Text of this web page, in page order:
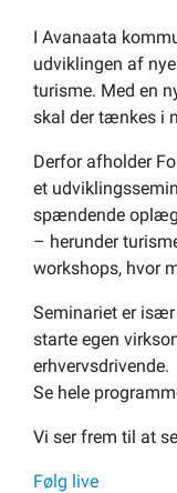
I Avanaata
udviklingen af
turisme. Med en
skal der tænkes i
Derfor afholder
et
spændende
– herunder
workshops, hvor
Seminariet er
starte egen
erhvervsdrivende.
Se hele
Vi ser frem til at
Følg live